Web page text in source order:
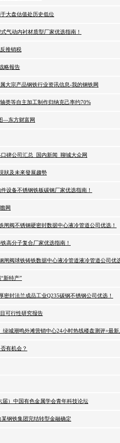
大盘估值处历史低位
气动内衬材质型厂家优选指南！
推销税
略報告
大宗产品钢铁行业资讯信息-我的钢铁网
类等自主加工制作归纳克己率约70%
—东方财富网
碑公司汇总_国内新闻_聊城大众网
狀及未來發展趨勢
设备不锈钢铁板碳钢厂家优选指南！
网
阀不锈钢硬密封数据中心液冷管道公司优选！
高分子复合厂家优选指南！
闸阀球铁铸铁数据中心液冷管道液冷管道公司优
新特产”
封法兰成品工业Q235碳钢不锈钢公司优选！
可行性研究报告
城潮鸣外滩营销中心24小时热线楼盘测评+最
有机会？
届）中国有色金属学会青年科技论坛
钢铁集团完结转型金融确定